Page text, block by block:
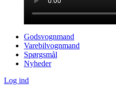
Godsvognmand
Varebilvognmand
Spørgsmål
Nyheder
Log ind